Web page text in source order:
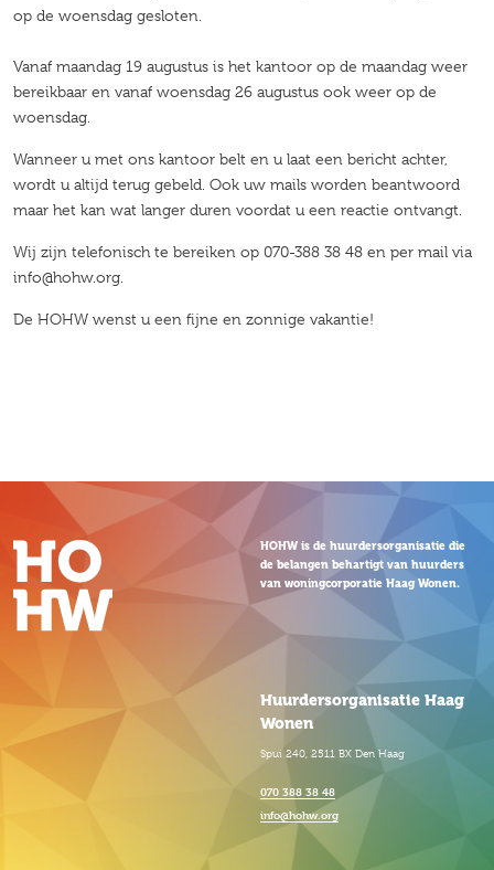
op de woensdag gesloten.
Vanaf maandag 19 augustus is het kantoor op de maandag weer
bereikbaar en vanaf woensdag 26 augustus ook weer op de
woensdag.
Wanneer u met ons kantoor belt en u laat een bericht achter,
wordt u altijd terug gebeld. Ook uw mails worden beantwoord
maar het kan wat langer duren voordat u een reactie ontvangt.
Wij zijn telefonisch te bereiken op 070-388 38 48 en per mail via
info@hohw.org.
De HOHW wenst u een fijne en zonnige vakantie!
HOHW is de huurdersorganisatie die
de belangen behartigt van huurders
van woningcorporatie Haag Wonen.
Huurdersorganisatie Haag
Wonen
Spui 240, 2511 BX Den Haag
070 388 38 48
info@hohw.org